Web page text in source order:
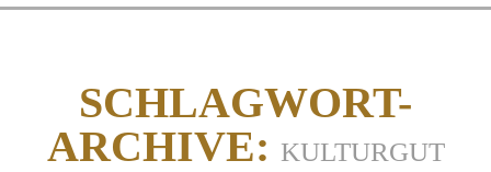
SCHLAGWORT-
ARCHIVE: KULTURGUT